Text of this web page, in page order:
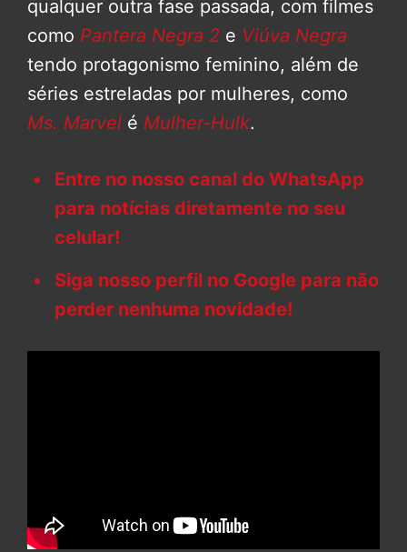
qualquer outra fase passada, com filmes
como Pantera Negra 2 e Viúva Negra
tendo protagonismo feminino, além de
séries estreladas por mulheres, como
Ms. Marvel é Mulher-Hulk.
Entre no nosso canal do WhatsApp
para notícias diretamente no seu
celular!
Siga nosso perfil no Google para não
perder nenhuma novidade!